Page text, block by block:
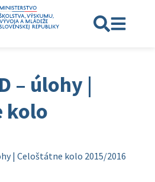
– úlohy |
kolo
| Celoštátne kolo 2015/2016